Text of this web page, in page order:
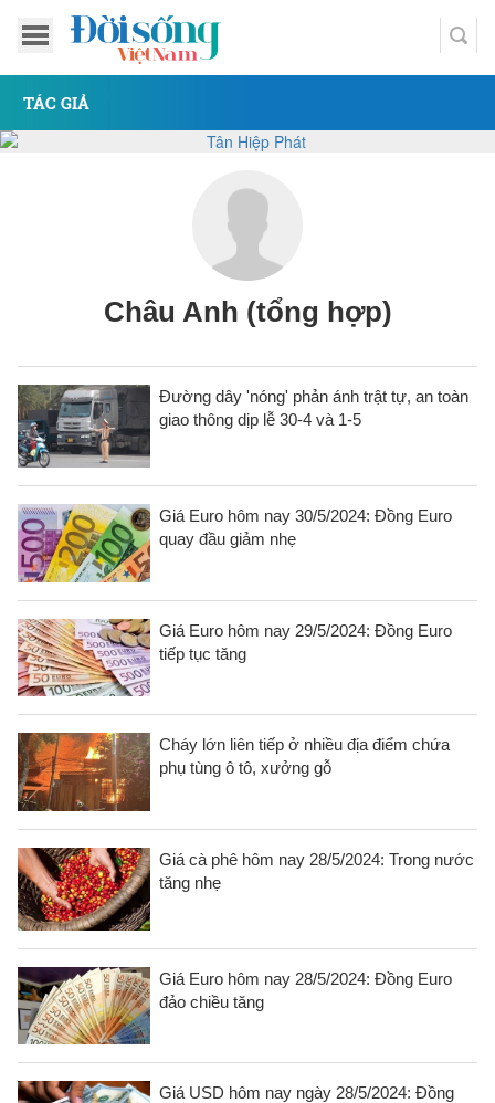
TÁC GIẢ
Châu Anh (tổng hợp)
Đường dây 'nóng' phản ánh trật tự, an toàn
giao thông dịp lễ 30-4 và 1-5
Giá Euro hôm nay 30/5/2024: Đồng Euro
quay đầu giảm nhẹ
Giá Euro hôm nay 29/5/2024: Đồng Euro
tiếp tục tăng
Cháy lớn liên tiếp ở nhiều địa điểm chứa
phụ tùng ô tô, xưởng gỗ
Giá cà phê hôm nay 28/5/2024: Trong nước
tăng nhẹ
Giá Euro hôm nay 28/5/2024: Đồng Euro
đảo chiều tăng
Giá USD hôm nay ngày 28/5/2024: Đồng